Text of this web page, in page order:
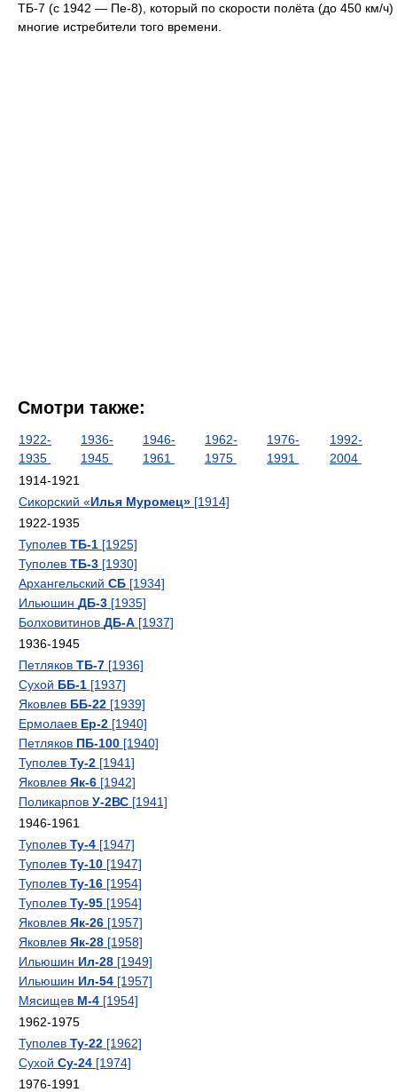
ТБ-7 (с 1942 — Пе-8), который по скорости полёта (до 450 км/ч)
многие истребители того времени.
Смотри также:
1922-
1935
1936-
1945
1946-
1961
1962-
1975
1976-
1991
1992-
2004
1914-1921
Сикорский «Илья Муромец» [1914]
1922-1935
Туполев ТБ-1 [1925]
Туполев ТБ-3 [1930]
Архангельский СБ [1934]
Ильюшин ДБ-3 [1935]
Болховитинов ДБ-А [1937]
1936-1945
Петляков ТБ-7 [1936]
Сухой ББ-1 [1937]
Яковлев ББ-22 [1939]
Ермолаев Ер-2 [1940]
Петляков ПБ-100 [1940]
Туполев Ту-2 [1941]
Яковлев Як-6 [1942]
Поликарпов У-2ВС [1941]
1946-1961
Туполев Ту-4 [1947]
Туполев Ту-10 [1947]
Туполев Ту-16 [1954]
Туполев Ту-95 [1954]
Яковлев Як-26 [1957]
Яковлев Як-28 [1958]
Ильюшин Ил-28 [1949]
Ильюшин Ил-54 [1957]
Мясищев М-4 [1954]
1962-1975
Туполев Ту-22 [1962]
Сухой Су-24 [1974]
1976-1991